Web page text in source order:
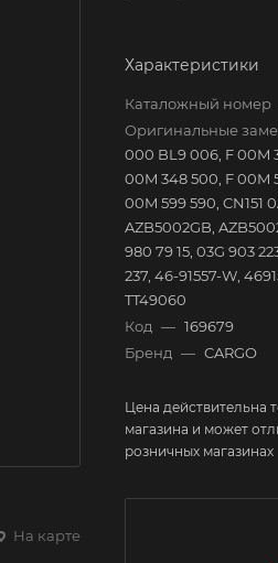
На карте
Характеристики
Каталожный номер
Оригинальные
000 BL9 006, F 00M
00M 348 500, F 00M
00M 599 590, CN151
AZB5002GB,
980 79 15, 03G 903
237, 46-91557-W,
TT49060
Код — 169679
Бренд — CARGO
Цена действительна
магазина и может
розничных магазинах